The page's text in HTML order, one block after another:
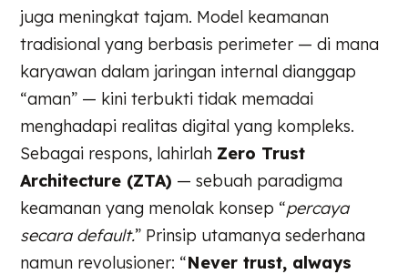
juga meningkat tajam. Model keamanan
tradisional yang berbasis perimeter — di mana
karyawan dalam jaringan internal dianggap
“aman” — kini terbukti tidak memadai
menghadapi realitas digital yang kompleks.
Sebagai respons, lahirlah Zero Trust
Architecture (ZTA) — sebuah paradigma
keamanan yang menolak konsep “percaya
secara default.” Prinsip utamanya sederhana
namun revolusioner: “Never trust, always